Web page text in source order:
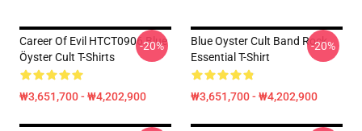
Career Of Evil HTCT0906 Blue
Öyster Cult T-Shirts
₩3,651,700 - ₩4,202,900
-20%
Blue Oyster Cult Band Rock
Essential T-Shirt
₩3,651,700 - ₩4,202,900
-20%